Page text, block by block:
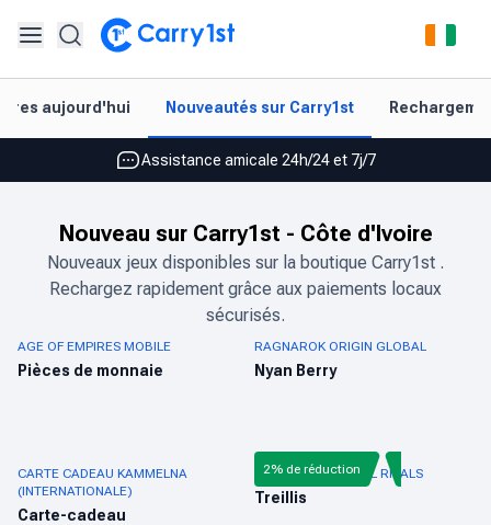
aujourd'hui Nouveautés sur Carry1st
Les meilleures offres pour vos meilleurs jeux
Assistance amicale 24h/24 et 7j/7
Rechargement et livraison instantanés
Les meilleures offres pour vos meilleurs jeux
Noté 4,45 sur Google Play et l'App Store
Nouveau sur Carry1st - Côte d'Ivoire
Nouveaux jeux disponibles sur la boutique Carry1st .
Rechargez rapidement grâce aux paiements locaux
sécurisés.
AGE OF EMPIRES MOBILE
Pièces de monnaie
RAGNAROK ORIGIN GLOBAL
Nyan Berry
CARTE CADEAU KAMMELNA
(INTERNATIONALE)
Carte-cadeau
RECHARGE MARVEL RIVALS
Treillis
2% de réduction